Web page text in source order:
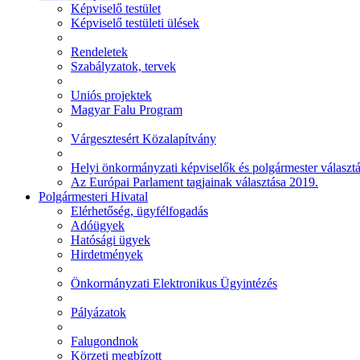
Képviselő testület
Képviselő testületi ülések
Rendeletek
Szabályzatok, tervek
Uniós projektek
Magyar Falu Program
Várgesztesért Közalapítvány
Helyi önkormányzati képviselők és polgármester
Az Európai Parlament tagjainak választása 2019.
Polgármesteri Hivatal
Elérhetőség, ügyfélfogadás
Adóügyek
Hatósági ügyek
Hirdetmények
Önkormányzati Elektronikus Ügyintézés
Pályázatok
Falugondnok
Körzeti megbízott